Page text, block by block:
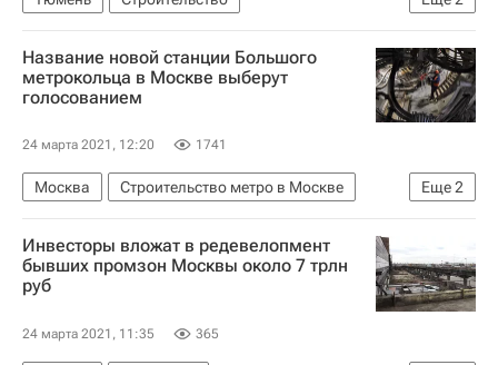
Страна Девелопмент
Девелоперы
Название новой станции Большого
метрокольца в Москве выберут
голосованием
24 марта 2021, 12:20 1741
Еще2
Москва
Строительство метро в Москве
Метро
Активный гражданин
Инвесторы вложат в редевелопмент
бывших промзон Москвы около 7 трлн
руб
24 марта 2021, 11:35 365